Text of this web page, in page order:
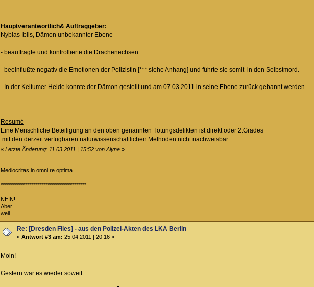
Hauptverantwortlich& Auftraggeber:
Nyblas Iblis, Dämon unbekannter Ebene
- beauftragte und kontrollierte die Drachenechsen.
- beeinflußte negativ die Emotionen der Polizistin [*** siehe Anhang] und führte sie somit in den Selbstmord.
- In der Keitumer Heide konnte der Dämon gestellt und am 07.03.2011 in seine Ebene zurück gebannt werden.
Resumé
Eine Menschliche Beteiligung an den oben genannten Tötungsdelikten ist direkt oder 2.Grades
mit den derzeit verfügbaren naturwissenschaftlichen Methoden nicht nachweisbar.
« Letzte Änderung: 11.03.2011 | 15:52 von Alyne»
Mediocritas in omni re optima
******************************************
NEIN!
Aber...
weil...
Re: [Dresden Files] - aus den Polizei-Akten des LKA Berlin
«Antwort #3 am: 25.04.2011 | 20:16 »
Moin!
Gestern war es wieder soweit: